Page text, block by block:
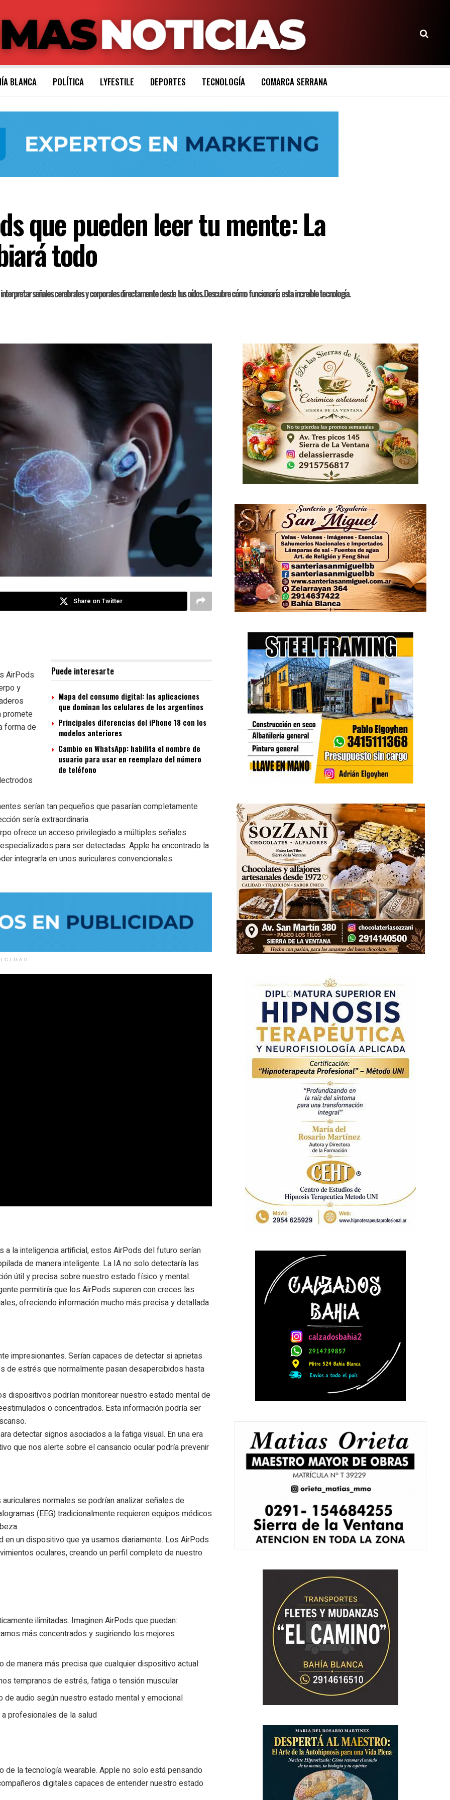
BLANCA POLÍTICA LYFESTILE DEPORTES TECNOLOGÍA COMARCA SERRANA
que pueden leer tu mente: La
todo
señales cerebrales y corporales directamente desde tus oídos. Descubre cómo funcionaría esta increíble tecnología.
Share on Twitter
Puede interesarte
Mapa del consumo digital: las aplicaciones
que dominan los celulares de los argentinos
Principales diferencias del iPhone 18 con los
modelos anteriores
Cambio en WhatsApp: habilita el nombre de
usuario para usar en reemplazo del número
de teléfono
AirPods
y
promete
forma de
serían tan pequeños que pasarían completamente
sería extraordinaria.
ofrece un acceso privilegiado a múltiples señales
para ser detectadas. Apple ha encontrado la
integrarla en unos auriculares convencionales.
a la inteligencia artificial, estos AirPods del futuro serían
de manera inteligente. La IA no solo detectaría las
útil y precisa sobre nuestro estado físico y mental.
permitiría que los AirPods superen con creces las
ofreciendoinformación mucho más precisa y detallada
impresionantes. Serían capaces de detectar siaprietas
de estrés que normalmente pasan desapercibidos hasta
dispositivos podrían monitorear nuestro estado mental de
oconcentrados. Esta información podría ser
detectar signos asociados a la fatiga visual. En una era
que nos alerte sobre el cansancio ocular podría prevenir
auriculares normales se podrían analizar señales de
(EEG) tradicionalmente requieren equipos médicos
un dispositivo que ya usamos diariamente. Los AirPods
oculares, creando un perfil completo de nuestro
ilimitadas. Imaginen AirPods que puedan:
más concentrados y sugiriendo los mejores
manera más precisa que cualquier dispositivo actual
tempranos de estrés, fatiga o tensión muscular
de audio según nuestro estado mental y emocional
profesionales de la salud
de la tecnología wearable. Apple no solo está pensando
digitales capaces de entender nuestro estado